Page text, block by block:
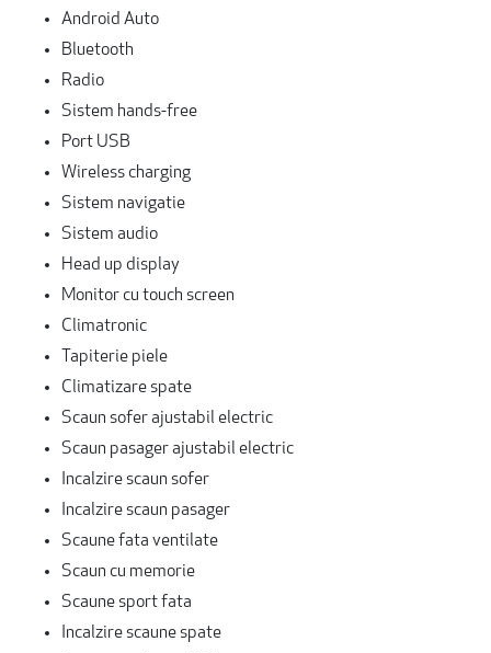
Android Auto
Bluetooth
Radio
Sistem hands-free
Port USB
Wireless charging
Sistem navigatie
Sistem audio
Head up display
Monitor cu touch screen
Climatronic
Tapiterie piele
Climatizare spate
Scaun sofer ajustabil electric
Scaun pasager ajustabil electric
Incalzire scaun sofer
Incalzire scaun pasager
Scaune fata ventilate
Scaun cu memorie
Scaune sport fata
Incalzire scaune spate